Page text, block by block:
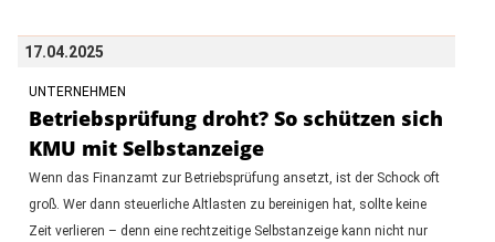
17.04.2025
UNTERNEHMEN
Betriebsprüfung droht? So schützen sich
KMU mit Selbstanzeige
Wenn das Finanzamt zur Betriebsprüfung ansetzt, ist der Schock oft
groß. Wer dann steuerliche Altlasten zu bereinigen hat, sollte keine
Zeit verlieren – denn eine rechtzeitige Selbstanzeige kann nicht nur